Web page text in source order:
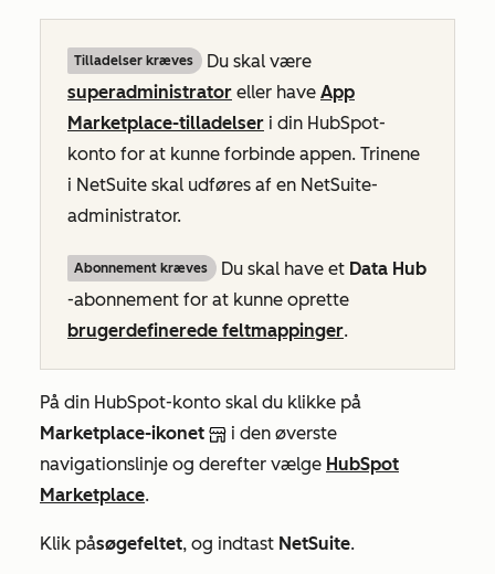
Tilladelser kræves
Du skal være
superadministrator eller have App
Marketplace-tilladelser i din HubSpot-
konto for at kunne forbinde appen. Trinene
i NetSuite skal udføres af en NetSuite-
administrator.
Abonnement kræves Du skal have et Data Hub
-abonnement for at kunne oprette
brugerdefinerede feltmappinger.
På din HubSpot-konto skal du klikke på
Marketplace-ikonet
i den øverste
navigationslinje og derefter vælge HubSpot
Marketplace.
Klik påsøgefeltet, og indtast NetSuite.